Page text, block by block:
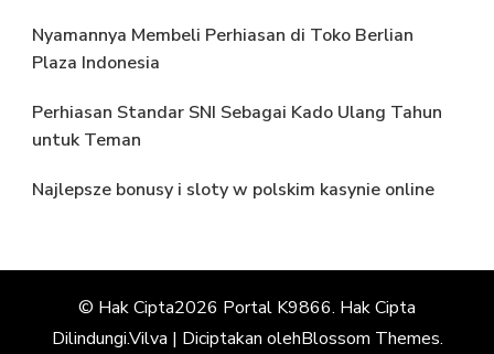
Nyamannya Membeli Perhiasan di Toko Berlian
Plaza Indonesia
Perhiasan Standar SNI Sebagai Kado Ulang Tahun
untuk Teman
Najlepsze bonusy i sloty w polskim kasynie online
© Hak Cipta2026 Portal K9866. Hak Cipta
Dilindungi.Vilva | Diciptakan olehBlossom Themes.